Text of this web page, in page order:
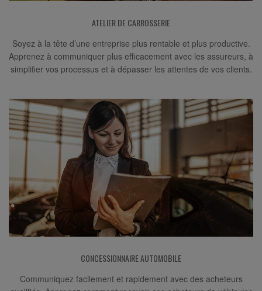
ATELIER DE CARROSSERIE
Soyez à la tête d’une entreprise plus rentable et plus productive.
Apprenez à communiquer plus efficacement avec les assureurs, à
simplifier vos processus et à dépasser les attentes de vos clients.
CONCESSIONNAIRE AUTOMOBILE
Communiquez facilement et rapidement avec des acheteurs